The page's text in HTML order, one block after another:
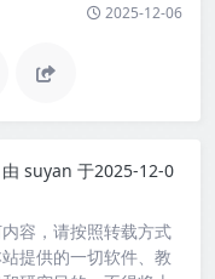
2025-12-06
suyan 于2025-12-0
容，请按照转载方式
提供的一切软件、教